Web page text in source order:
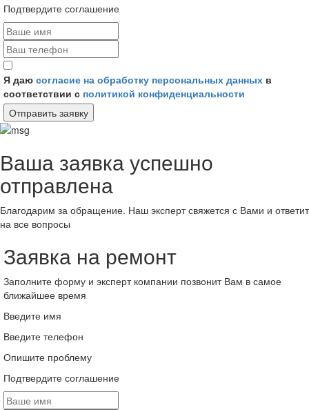
Подтвердите соглашение
Я даю согласие на обработку персональных данных в
соответствии с политикой конфиденциальности
Отправить заявку
Ваша заявка успешно
отправлена
Благодарим за обращение. Наш эксперт свяжется с Вами и ответит
на все вопросы
Заявка на ремонт
Заполните форму и эксперт компании позвонит Вам в самое
ближайшее время
Введите имя
Введите телефон
Опишите проблему
Подтвердите соглашение